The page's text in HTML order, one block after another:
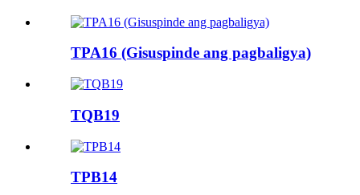
TPA16 (Gisuspinde ang pagbaligya)
TQB19
TPB14